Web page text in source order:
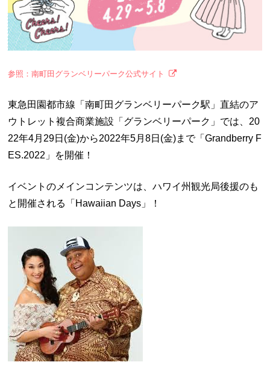
参照：南町田グランベリーパーク公式サイト
東急田園都市線「南町田グランベリーパーク駅」直結のア
ウトレット複合商業施設「グランベリーパーク」では、20
22年4月29日(金)から2022年5月8日(金)まで「Grandberry F
ES.2022」を開催！
イベントのメインコンテンツは、ハワイ州観光局後援のも
と開催される「Hawaiian Days」！